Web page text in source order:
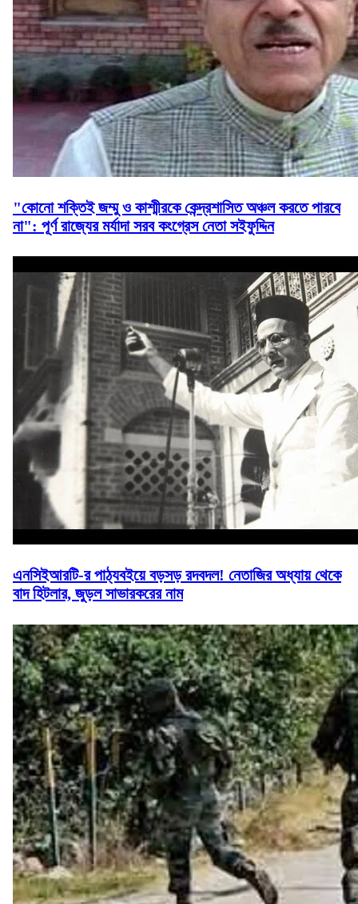
"কোনো শক্তিই জম্মু ও কাশ্মীরকে কেন্দ্রশাসিত অঞ্চল করতে পারবে
না": পূর্ণ রাজ্যের মর্যাদা সরব কংগ্রেস নেতা সইফুদ্দিন
এনসিইআরটি-র পাঠ্যবইয়ে বড়সড় রদবদল! নেতাজির অধ্যায় থেকে
বাদ হিটলার, জুড়ল সাভারকরের নাম